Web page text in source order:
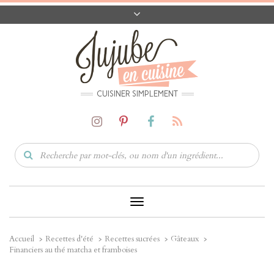
CONTACT
CODES PROMO
MATÉRIEL
CUISINER SIMPLEMENT
Toggle
Navigation
Accueil Recettes d'été Recettes sucrées
Gâteaux
Financiers au thé matcha et framboises